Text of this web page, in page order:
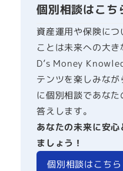
個別相談はこち
資産運用や保険に
ことは未来への大き
D’s Money
テンツを楽しみな
に個別相談であな
答えします。
あなたの未来に安
ましょう！
個別相談はこちら